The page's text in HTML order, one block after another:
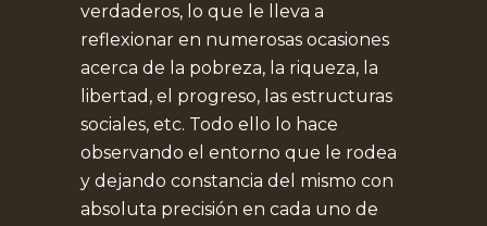
verdaderos, lo que le lleva a
reflexionar en numerosas ocasiones
acerca de la pobreza, la riqueza, la
libertad, el progreso, las estructuras
sociales, etc. Todo ello lo hace
observando el entorno que le rodea
y dejando constancia del mismo con
absoluta precisión en cada uno de